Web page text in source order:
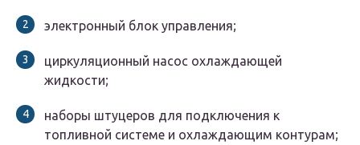
электронный блок управления;
циркуляционный насос охлаждающей
жидкости;
наборы штуцеров для подключения к
топливной системе и охлаждающим контурам;